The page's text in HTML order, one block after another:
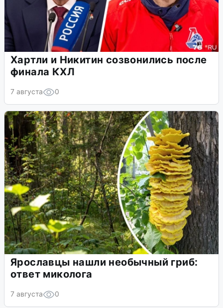
Хартли и Никитин созвонились после
финала КХЛ
7 августа 0
Ярославцы нашли необычный гриб:
ответ миколога
7 августа 0